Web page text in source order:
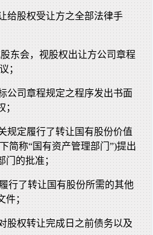
给股权受让方之全部法律手
东会，视股权出让方公司章程
；
公司章程规定之程序发出书面
；
规定履行了转让国有股份价值
简称“国有资产管理部门”)提出
门的批准；
行了转让国有股份所需的其他
件；
股权转让完成日之前债务以及